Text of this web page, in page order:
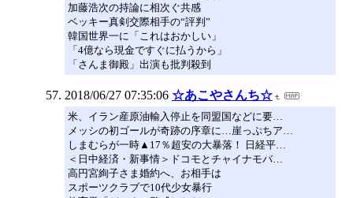
加藤浩次の持論に相次ぐ共感
ベッキー真剣交際相手の“評判”
韓国世界一に「これはおかしい」
「4億なら現金ですぐに払うから」
「さんま御殿」出演も批判殺到
2018/06/27 07:35:06 ☆あこやさんち☆
米、イラン産原油輸入停止を同盟国などに要…
メッシの初ゴールが奇跡の序章に…崖っぷちア…
しまむらが一時▲17％超安の大暴落！ 日経平…
＜日中経済・新事情＞ドコモとチャイナモバ…
高円宮絢子さま婚約へ、お相手は
スポーツクラブで10代少女暴行